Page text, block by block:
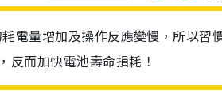
電量增加及操作反應變慢，所以習
而加快電池壽命損耗！